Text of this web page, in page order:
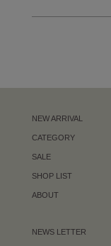
NEW ARRIVAL
CATEGORY
SALE
SHOP LIST
ABOUT
NEWS LETTER